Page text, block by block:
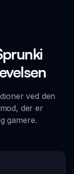
ved den
der er
gamere.